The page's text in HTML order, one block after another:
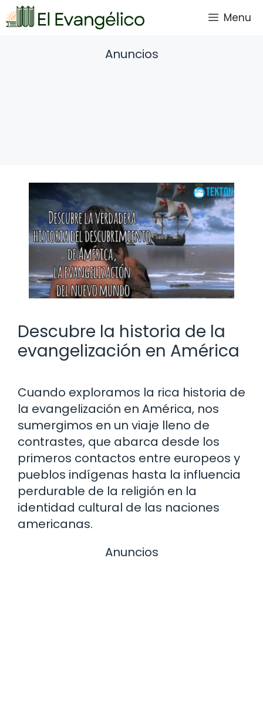
Saltar
al
Menu
Anuncios
Descubre la historia de la
evangelización en América
Cuando exploramos la rica historia de
la evangelización en América, nos
sumergimos en un viaje lleno de
contrastes, que abarca desde los
primeros contactos entre europeos y
pueblos indígenas hasta la influencia
perdurable de la religión en la
identidad cultural de las naciones
americanas.
Anuncios